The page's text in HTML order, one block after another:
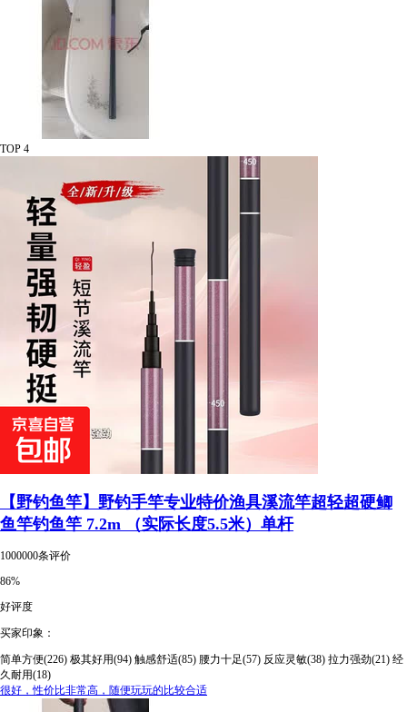
TOP 4
【野钓鱼竿】野钓手竿专业特价渔具溪流竿超轻超硬鲫
鱼竿钓鱼竿 7.2m （实际长度5.5米）单杆
1000000条评价
86%
好评度
买家印象：
简单方便(226) 极其好用(94) 触感舒适(85) 腰力十足(57) 反应灵敏(38) 拉力强劲(21) 经
久耐用(18)
很好，性价比非常高，随便玩玩的比较合适